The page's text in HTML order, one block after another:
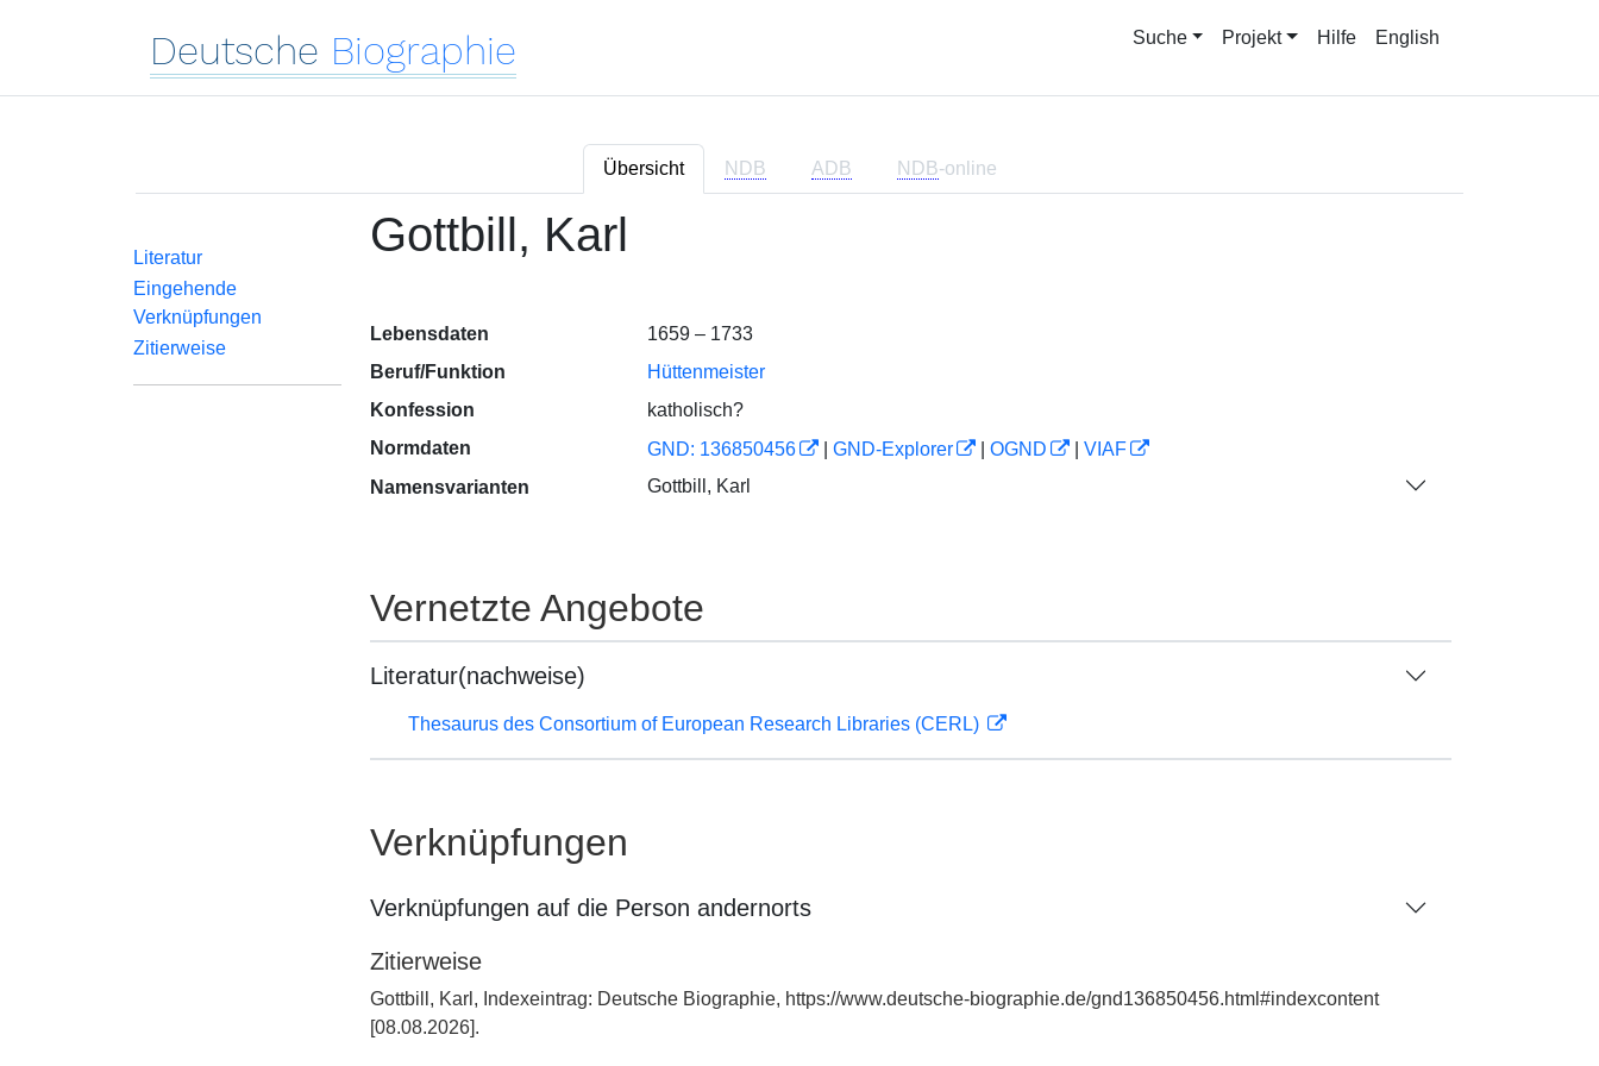
Deutsche Biographie Suche Projekt Hilfe English
Übersicht NDB ADB NDB-online
Literatur
Eingehende
Verknüpfungen
Zitierweise
Gottbill, Karl
Lebensdaten
1659 – 1733
Beruf/Funktion
Hüttenmeister
Konfession
katholisch?
Normdaten
GND: 136850456 GND-Explorer OGND
VIAF
Namensvarianten
Gottbill, Karl
Vernetzte Angebote
Literatur(nachweise)
Thesaurus des Consortium of European Research Libraries (CERL)
Verknüpfungen
Verknüpfungen auf die Person andernorts
Zitierweise
Gottbill, Karl, Indexeintrag: Deutsche Biographie, https://www.deutsche-biographie.de/gnd136850456.html#indexcontent
[08.08.2026].